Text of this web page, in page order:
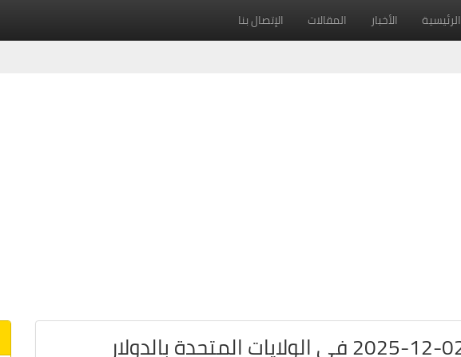
الرئيسية الأخبار المقالات الإتصال بنا